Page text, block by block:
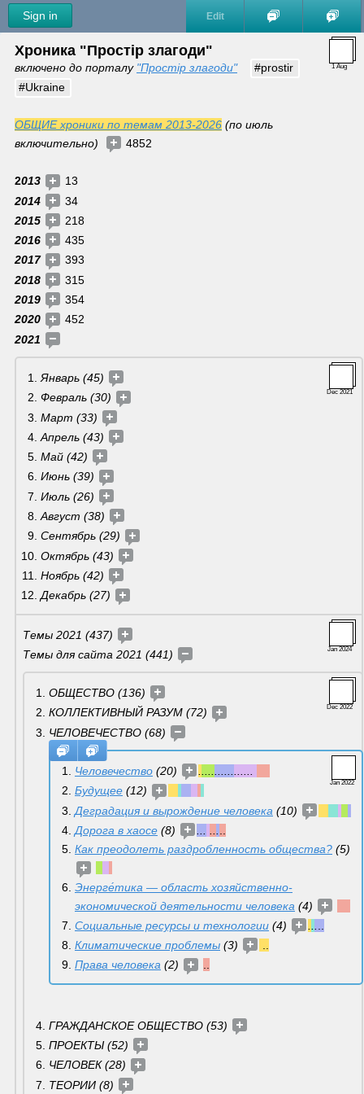
Sign in Edit
1 Aug
Хроника "Простір злагоди"
включено до порталу "Простір злагоди"
#prostir
#Ukraine
ОБЩИЕ хроники по темам 2013-2026 (по июль
включительно)
4852
2013
13
2014
34
2015
218
2016
435
2017
393
2018
315
2019
354
2020
452
2021
Dec 2021
Январь (45)
Февраль (30)
Март (33)
Апрель (43)
Май (42)
Июнь (39)
Июль (26)
Август (38)
Сентябрь (29)
Октябрь (43)
Ноябрь (42)
Декабрь (27)
Jan 2024
Темы 2021 (437)
Темы для сайта 2021 (441)
Dec 2022
ОБЩЕСТВО (136)
КОЛЛЕКТИВНЫЙ РАЗУМ (72)
ЧЕЛОВЕЧЕСТВО (68)
Jan 2022
Человечество (20)
Будущее (12)
Деградация и вырождение человека (10)
Дорога в хаосе (8)
Как преодолеть раздробленность общества? (5)
Энерге́тика — область хозяйственно-
экономической деятельности человека (4)
Социальные ресурсы и технологии (4)
Климатические проблемы (3)
Права человека (2) ..
ГРАЖДАНСКОЕ ОБЩЕСТВО (53)
ПРОЕКТЫ (52)
ЧЕЛОВЕК (28)
ТЕОРИИ (8)